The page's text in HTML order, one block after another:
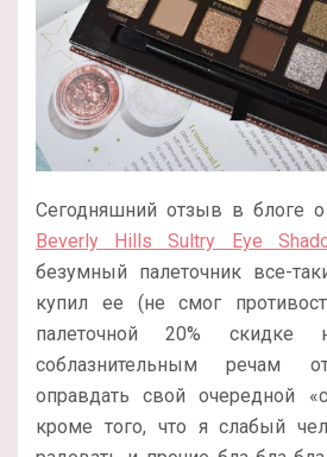
Сегодняшний отзыв в блоге о
Beverly Hills Sultry Eye
безумный палеточник все-
купил ее (не смог
палеточной 20% скидке
соблазнительным речам
оправдать свой очередной
кроме того, что я слабый